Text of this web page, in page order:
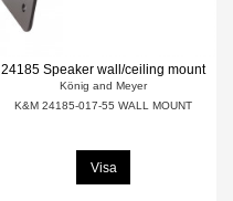
24185 Speaker wall/ceiling mount
König and Meyer
K&M 24185-017-55 WALL MOUNT
Visa